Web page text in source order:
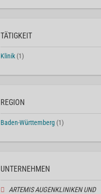
TÄTIGKEIT
Klinik (1)
REGION
Baden-Württemberg (1)
UNTERNEHMEN
ARTEMIS AUGENKLINIKEN UND